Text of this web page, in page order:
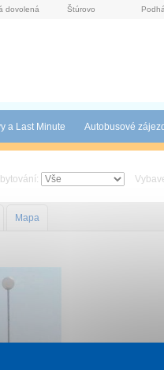
dovolená Štúrovo
a Last Minute Autobusové
Mapa